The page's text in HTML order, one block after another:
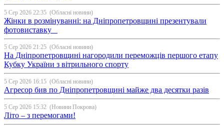
5 Сер 2026 22:35 (Обласні новини)
Жінки в розмінуванні: на Дніпропетровщині презентували
фотовиставку
5 Сер 2026 21:25 (Обласні новини)
На Дніпропетровщині нагородили переможців першого етапу
Кубку України з вітрильного спорту
5 Сер 2026 16:15 (Обласні новини)
Агресор бив по Дніпропетровщині майже два десятки разів
5 Сер 2026 15:32 (Новини Покрова)
Літо – з перемогами!